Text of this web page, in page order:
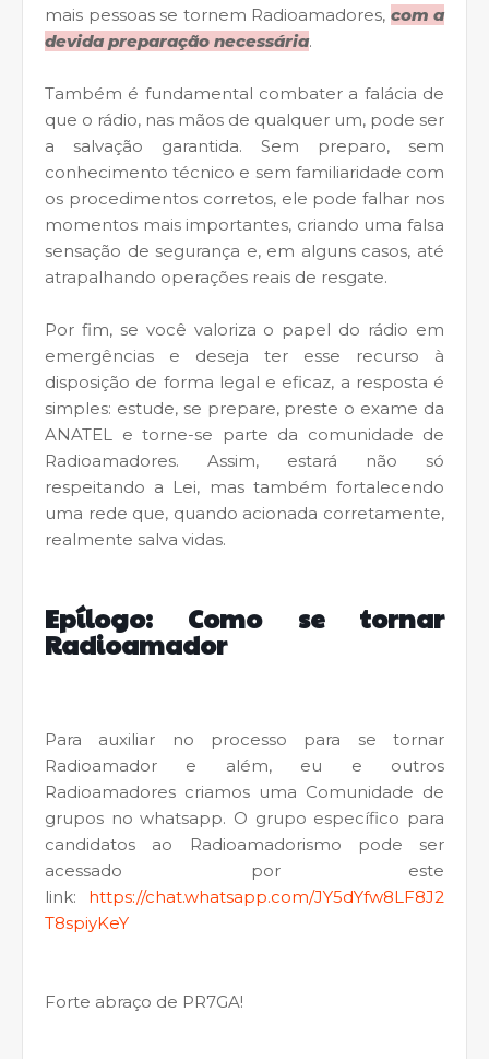
mais pessoas se tornem Radioamadores, com a
devida preparação necessária.
Também é fundamental combater a falácia de
que o rádio, nas mãos de qualquer um, pode ser
a salvação garantida. Sem preparo, sem
conhecimento técnico e sem familiaridade com
os procedimentos corretos, ele pode falhar nos
momentos mais importantes, criando uma falsa
sensação de segurança e, em alguns casos, até
atrapalhando operações reais de resgate.
Por fim, se você valoriza o papel do rádio em
emergências e deseja ter esse recurso à
disposição de forma legal e eficaz, a resposta é
simples: estude, se prepare, preste o exame da
ANATEL e torne-se parte da comunidade de
Radioamadores. Assim, estará não só
respeitando a Lei, mas também fortalecendo
uma rede que, quando acionada corretamente,
realmente salva vidas.
Epílogo: Como se tornar
Radioamador
Para auxiliar no processo para se tornar
Radioamador e além, eu e outros
Radioamadores criamos uma Comunidade de
grupos no whatsapp. O grupo específico para
candidatos ao Radioamadorismo pode ser
acessado por este
link: https://chat.whatsapp.com/JY5dYfw8LF8J2
T8spiyKeY
Forte abraço de PR7GA!